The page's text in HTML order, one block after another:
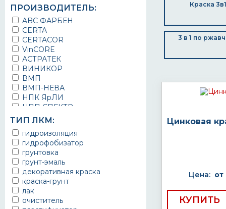
ПРОИЗВОДИТЕЛЬ:
ABC ФАРБЕН
CERTA
CERTACOR
VinCORE
АСТРАТЕК
ВИНИКОР
ВМП
ВМП-НЕВА
НПК ЯрЛИ
НПП СПЕКТР
НПФ ЭМАЛЬ
ТЕРМА
УРЕПЛЕН
ТИП ЛКМ:
гидроизоляция
гидрофобизатор
грунтовка
грунт-эмаль
декоративная краска
краска-грунт
лак
очиститель
Краска 3в1
3 в 1 по
Цинковая
Цена: от
КУПИТЬ